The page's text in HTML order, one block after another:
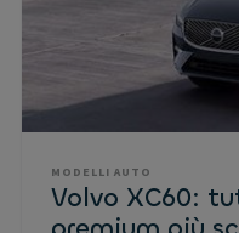
MODELLI AUTO
Volvo XC60: